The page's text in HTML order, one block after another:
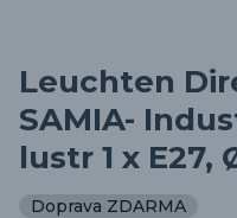
Leuchten
SAMIA-
lustr 1 x E27,
Doprava ZDARMA